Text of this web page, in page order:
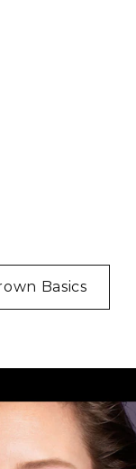
Basics